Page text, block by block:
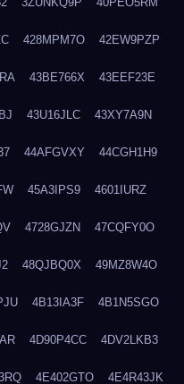
428MPM7O 42EW9PZP
43BE766X 43EEF23E
43U16JLC 43XY7A9N
44AFGVXY 44CGH1H9
45A3IPS9 4601IURZ
4728GJZN 47CQFY0O
48QJBQ0X 49MZ8W4O
4B13IA3F 4B1N5SGO
4D90P4CC 4DV2LKB3
4E402GTO 4E4R43JK